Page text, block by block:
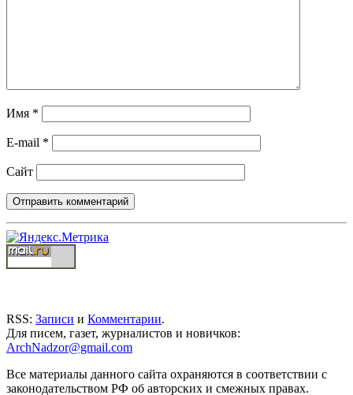
Имя *
E-mail *
Сайт
RSS: Записи и Комментарии.
Для писем, газет, журналистов и новичков:
ArchNadzor@gmail.com
Все материалы данного сайта охраняются в соответствии с
законодательством РФ об авторских и смежных правах.